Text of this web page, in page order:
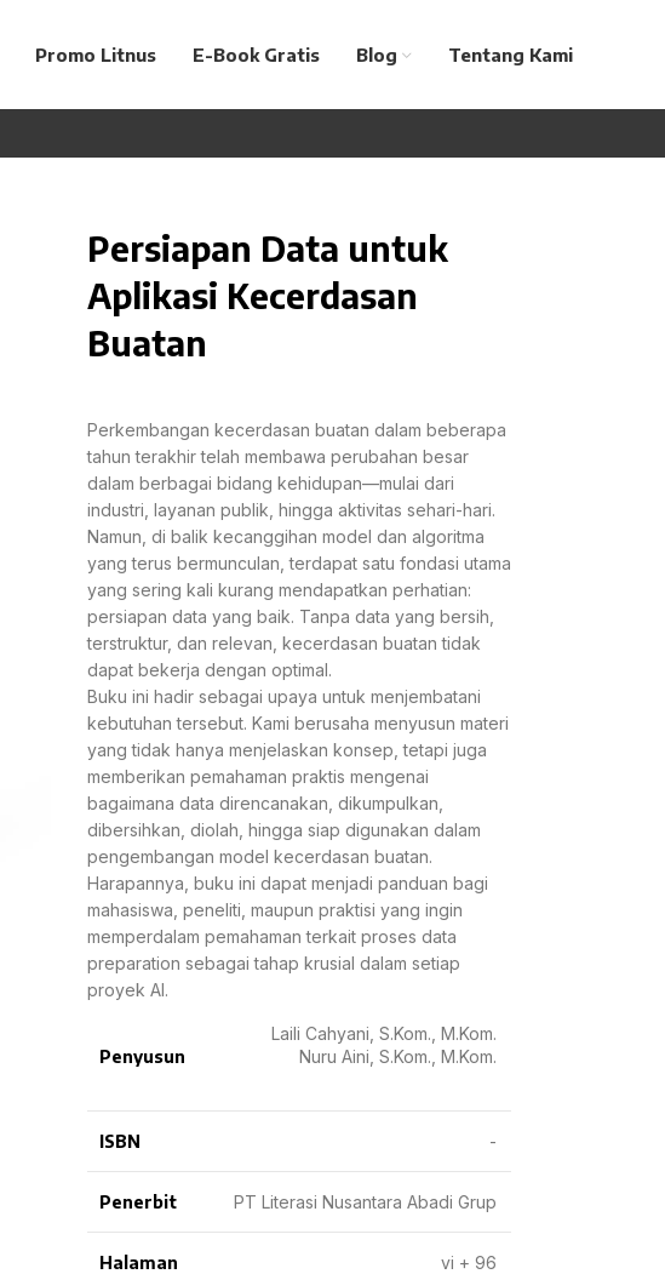
Promo Litnus E-Book Gratis Blog Tentang Kami
Persiapan Data untuk
Aplikasi Kecerdasan
Buatan
Perkembangan kecerdasan buatan dalam beberapa
tahun terakhir telah membawa perubahan besar
dalam berbagai bidang kehidupan—mulai dari
industri, layanan publik, hingga aktivitas sehari-hari.
Namun, di balik kecanggihan model dan algoritma
yang terus bermunculan, terdapat satu fondasi utama
yang sering kali kurang mendapatkan perhatian:
persiapan data yang baik. Tanpa data yang bersih,
terstruktur, dan relevan, kecerdasan buatan tidak
dapat bekerja dengan optimal.
Buku ini hadir sebagai upaya untuk menjembatani
kebutuhan tersebut. Kami berusaha menyusun materi
yang tidak hanya menjelaskan konsep, tetapi juga
memberikan pemahaman praktis mengenai
bagaimana data direncanakan, dikumpulkan,
dibersihkan, diolah, hingga siap digunakan dalam
pengembangan model kecerdasan buatan.
Harapannya, buku ini dapat menjadi panduan bagi
mahasiswa, peneliti, maupun praktisi yang ingin
memperdalam pemahaman terkait proses data
preparation sebagai tahap krusial dalam setiap
proyek AI.
Penyusun
Laili Cahyani, S.Kom., M.Kom.
Nuru Aini, S.Kom., M.Kom.
ISBN -
Penerbit PT Literasi Nusantara Abadi Grup
Halaman vi + 96